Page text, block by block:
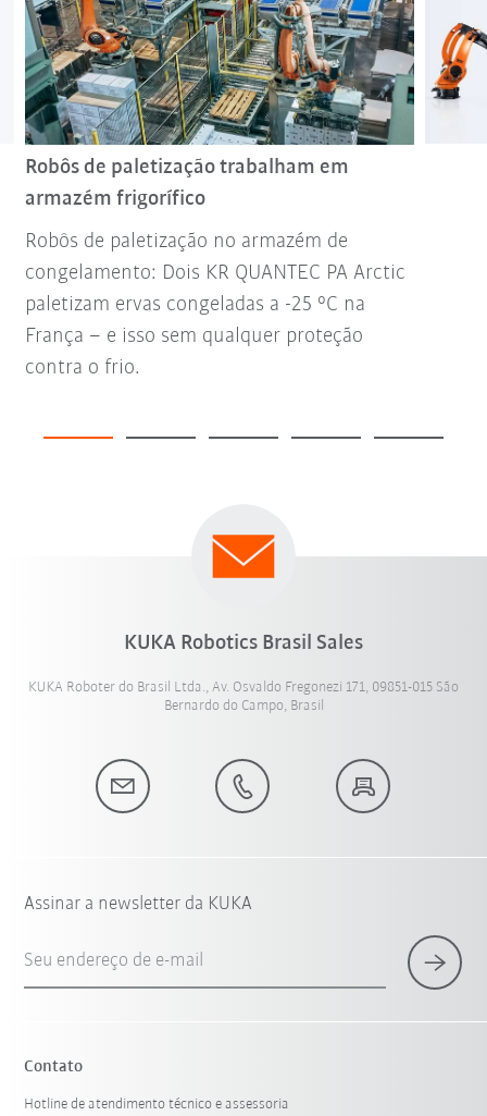
Robôs de paletização trabalham em
armazém frigorífico
Robôs de paletização no armazém de
congelamento: Dois KR QUANTEC PA Arctic
paletizam ervas congeladas a -25 °C na
França – e isso sem qualquer proteção
contra o frio.
KUKA Robotics Brasil Sales
KUKA Roboter do Brasil Ltda., Av. Osvaldo Fregonezi 171, 09851-015 São
Bernardo do Campo, Brasil
Assinar a newsletter da KUKA
Seu endereço de e-mail
Contato
Hotline de atendimento técnico e assessoria